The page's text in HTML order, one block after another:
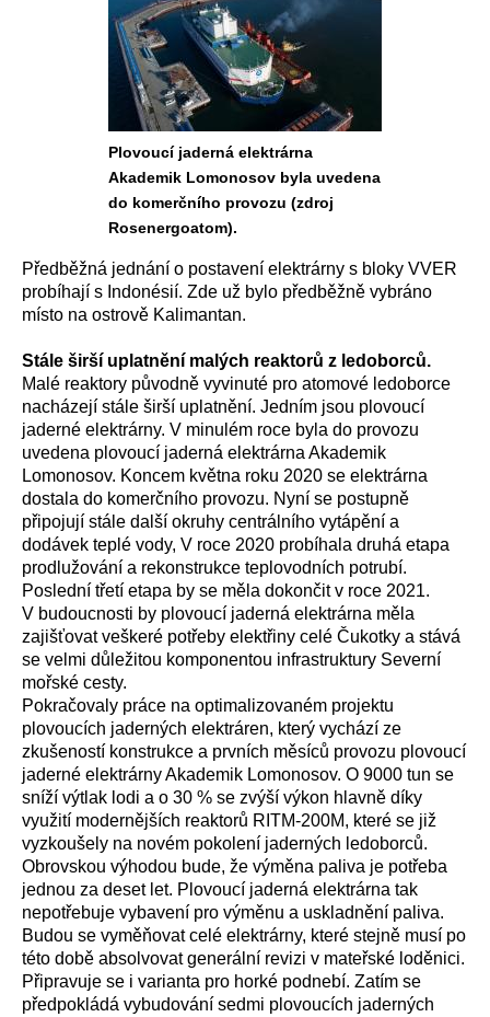
Plovoucí jaderná elektrárna
Akademik Lomonosov byla uvedena
do komerčního provozu (zdroj
Rosenergoatom).
Předběžná jednání o postavení elektrárny s bloky VVER
probíhají s Indonésií. Zde už bylo předběžně vybráno
místo na ostrově Kalimantan.
Stále širší uplatnění malých reaktorů z ledoborců.
Malé reaktory původně vyvinuté pro atomové ledoborce
nacházejí stále širší uplatnění. Jedním jsou plovoucí
jaderné elektrárny. V minulém roce byla do provozu
uvedena plovoucí jaderná elektrárna Akademik
Lomonosov. Koncem května roku 2020 se elektrárna
dostala do komerčního provozu. Nyní se postupně
připojují stále další okruhy centrálního vytápění a
dodávek teplé vody, V roce 2020 probíhala druhá etapa
prodlužování a rekonstrukce teplovodních potrubí.
Poslední třetí etapa by se měla dokončit v roce 2021.
V budoucnosti by plovoucí jaderná elektrárna měla
zajišťovat veškeré potřeby elektřiny celé Čukotky a stává
se velmi důležitou komponentou infrastruktury Severní
mořské cesty.
Pokračovaly práce na optimalizovaném projektu
plovoucích jaderných elektráren, který vychází ze
zkušeností konstrukce a prvních měsíců provozu plovoucí
jaderné elektrárny Akademik Lomonosov. O 9000 tun se
sníží výtlak lodi a o 30 % se zvýší výkon hlavně díky
využití modernějších reaktorů RITM-200M, které se již
vyzkoušely na novém pokolení jaderných ledoborců.
Obrovskou výhodou bude, že výměna paliva je potřeba
jednou za deset let. Plovoucí jaderná elektrárna tak
nepotřebuje vybavení pro výměnu a uskladnění paliva.
Budou se vyměňovat celé elektrárny, které stejně musí po
této době absolvovat generální revizi v mateřské loděnici.
Připravuje se i varianta pro horké podnebí. Zatím se
předpokládá vybudování sedmi plovoucích jaderných